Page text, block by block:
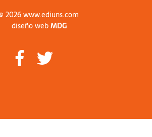
2026 www.ediuns.com
diseño webMDG